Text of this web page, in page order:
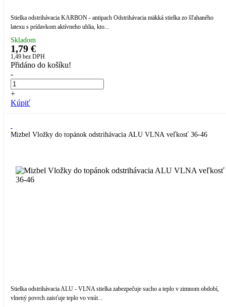
Stielka odstrihávacia KARBON - antipach Odstrihávacia mäkká stielka zo šľahaného
latexu s prídavkom aktívneho uhlia, kto...
Skladom
1,79 €
1,49 bez DPH
Přidáno do košíku!
-
+
Kúpiť
Mizbel Vložky do topánok odstrihávacia ALU VLNA veľkosť 36-46
Stielka odstrihávacia ALU - VLNA stielka zabezpečuje sucho a teplo v zimnom období,
vlnený povrch zaisťuje teplo vo vnút...